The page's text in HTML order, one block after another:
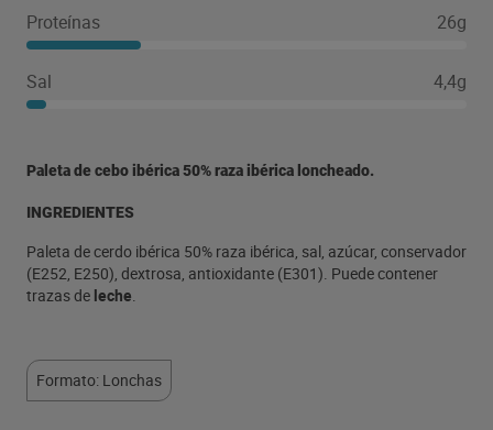
Proteínas
26g
Sal 4,4g
Paleta de cebo ibérica 50% raza ibérica loncheado.
INGREDIENTES
Paleta de cerdo ibérica 50% raza ibérica, sal, azúcar, conservador
(E252, E250), dextrosa, antioxidante (E301). Puede contener
trazas de leche.
Formato: Lonchas